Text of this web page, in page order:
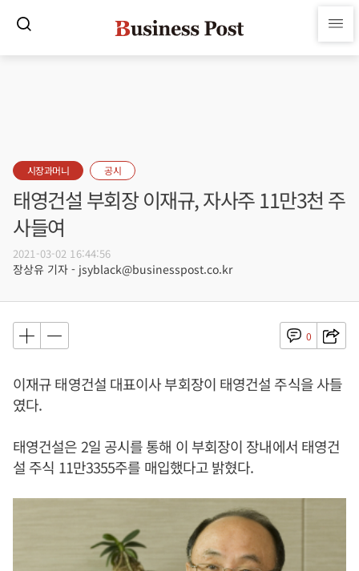
시장과머니 공시
태영건설 부회장 이재규, 자사주 11만3천 주
사들여
2021-03-02 16:44:56
장상유 기자 - jsyblack@businesspost.co.kr
0
이재규 태영건설 대표이사 부회장이 태영건설 주식을 사들
였다.
태영건설은 2일 공시를 통해 이 부회장이 장내에서 태영건
설 주식 11만3355주를 매입했다고 밝혔다.